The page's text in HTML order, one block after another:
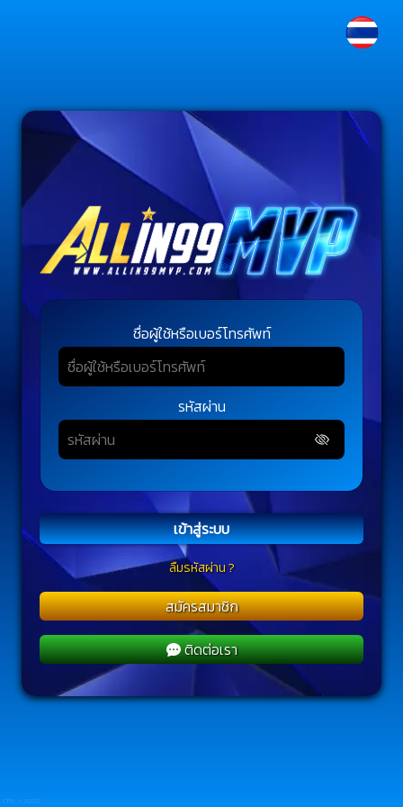
ชื่อผู้ใช้หรือเบอร์โทรศัพท์
รหัสผ่าน
เข้าสู่ระบบ
ลืมรหัสผ่าน ?
สมัครสมาชิก
ติดต่อเรา
CP9_v2.0317